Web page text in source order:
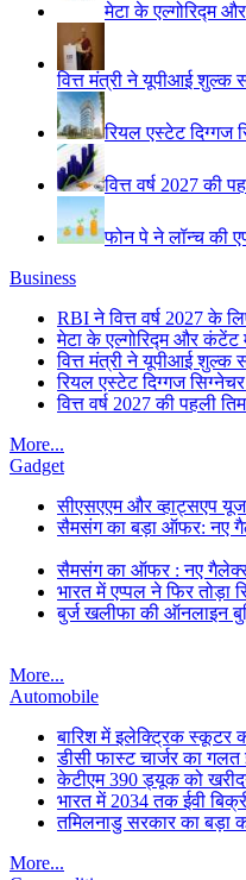
मेटा के एल्गोरिद्म
वित्त मंत्री ने यूपीआई शुल्क
रियल एस्टेट दिग्गज
वित्त वर्ष 2027 की
फोन पे ने लॉन्च की
Business
RBI ने वित्त वर्ष 2027 के
मेटा के एल्गोरिद्म और कंटेंट
वित्त मंत्री ने यूपीआई शुल्क
रियल एस्टेट दिग्गज
वित्त वर्ष 2027 की पहली
More...
Gadget
सीएसएएम और व्हाट्सएप
सैमसंग का बड़ा ऑफर: नए
सैमसंग का ऑफर : नए
भारत में एप्पल ने फिर तोड़ा
बुर्ज खलीफा की ऑनलाइन
More...
Automobile
बारिश में इलेक्ट्रिक स्कूटर
डीसी फास्ट चार्जर का गलत
केटीएम 390 ड्यूक को
भारत में 2034 तक ईवी
तमिलनाडु सरकार का बड़ा
More...